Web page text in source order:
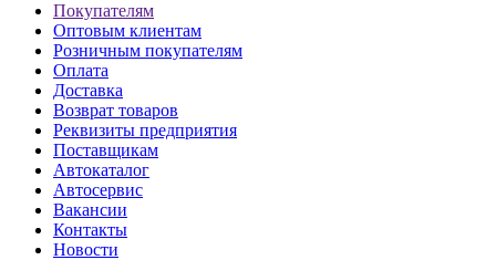
Покупателям
Оптовым клиентам
Розничным покупателям
Оплата
Доставка
Возврат товаров
Реквизиты предприятия
Поставщикам
Автокаталог
Автосервис
Вакансии
Контакты
Новости